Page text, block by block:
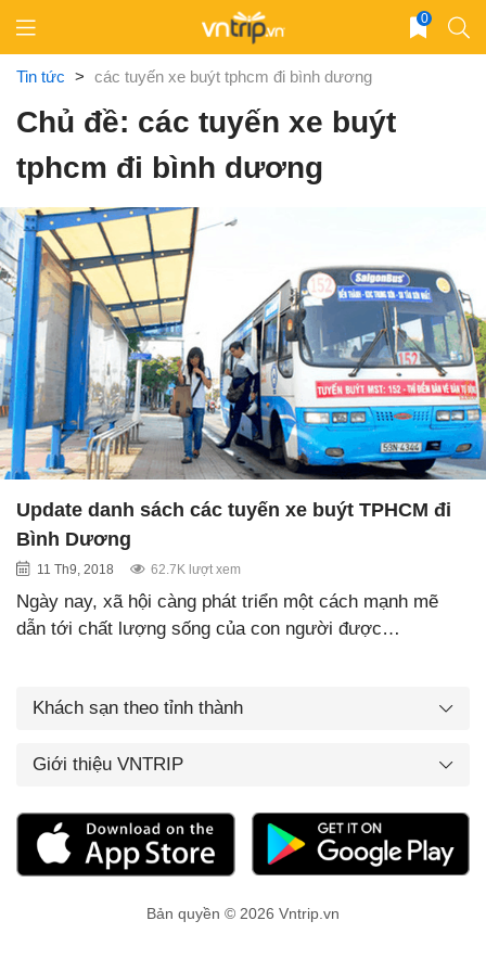
content
0
Tin tức > các tuyến xe buýt tphcm đi bình dương
Chủ đề: các tuyến xe buýt
tphcm đi bình dương
Update danh sách các tuyến xe buýt TPHCM đi
Bình Dương
11 Th9, 2018 62.7K lượt xem
Ngày nay, xã hội càng phát triển một cách mạnh mẽ
dẫn tới chất lượng sống của con người được…
Khách sạn theo tỉnh thành
Giới thiệu VNTRIP
Bản quyền © 2026 Vntrip.vn